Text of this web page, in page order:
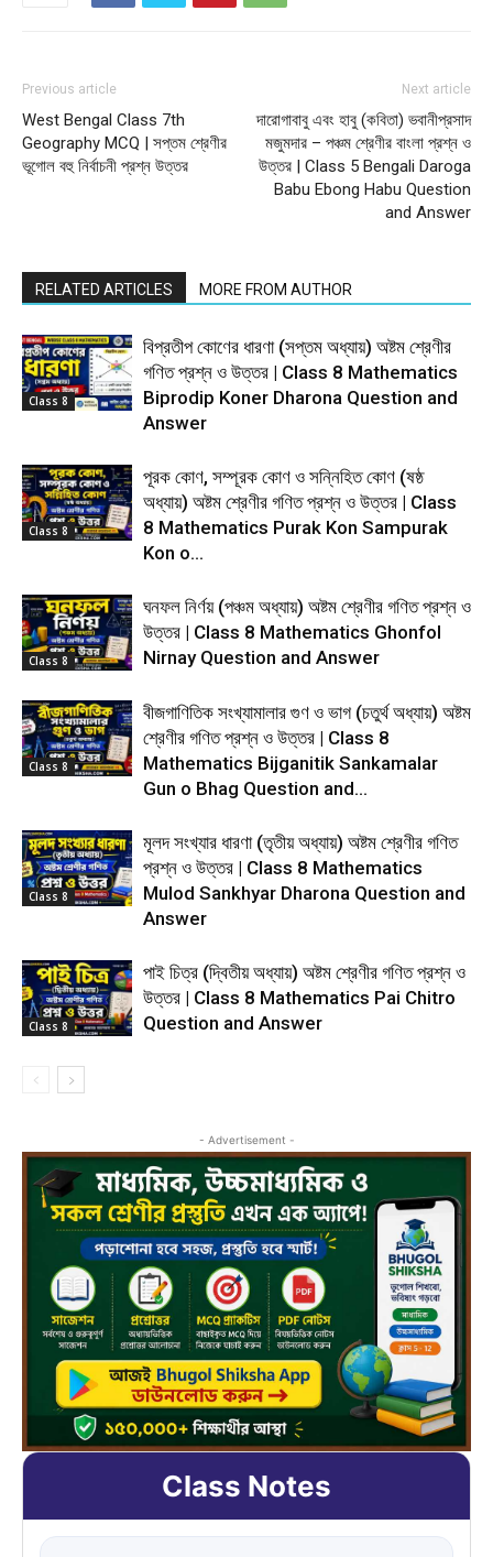
Previous article
West Bengal Class 7th
Geography MCQ | সপ্তম শ্রেণীর
ভূগোল বহু নির্বাচনী প্রশ্ন উত্তর
Next article
দারোগাবাবু এবং হাবু (কবিতা) ভবানীপ্রসাদ
মজুমদার – পঞ্চম শ্রেণীর বাংলা প্রশ্ন ও
উত্তর | Class 5 Bengali Daroga
Babu Ebong Habu Question
and Answer
RELATED ARTICLES MORE FROM AUTHOR
Class 8
বিপ্রতীপ কোণের ধারণা (সপ্তম অধ্যায়) অষ্টম শ্রেণীর
গণিত প্রশ্ন ও উত্তর | Class 8 Mathematics
Biprodip Koner Dharona Question and
Answer
Class 8
পূরক কোণ, সম্পূরক কোণ ও সন্নিহিত কোণ (ষষ্ঠ
অধ্যায়) অষ্টম শ্রেণীর গণিত প্রশ্ন ও উত্তর | Class
8 Mathematics Purak Kon Sampurak
Kon o...
Class 8
ঘনফল নির্ণয় (পঞ্চম অধ্যায়) অষ্টম শ্রেণীর গণিত প্রশ্ন ও
উত্তর | Class 8 Mathematics Ghonfol
Nirnay Question and Answer
Class 8
বীজগাণিতিক সংখ্যামালার গুণ ও ভাগ (চতুর্থ অধ্যায়) অষ্টম
শ্রেণীর গণিত প্রশ্ন ও উত্তর | Class 8
Mathematics Bijganitik Sankamalar
Gun o Bhag Question and...
Class 8
মূলদ সংখ্যার ধারণা (তৃতীয় অধ্যায়) অষ্টম শ্রেণীর গণিত
প্রশ্ন ও উত্তর | Class 8 Mathematics
Mulod Sankhyar Dharona Question and
Answer
Class 8
পাই চিত্র (দ্বিতীয় অধ্যায়) অষ্টম শ্রেণীর গণিত প্রশ্ন ও
উত্তর | Class 8 Mathematics Pai Chitro
Question and Answer
- Advertisement -
Class Notes